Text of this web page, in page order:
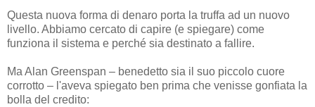
Questa nuova forma di denaro porta la truffa ad un nuovo
livello. Abbiamo cercato di capire (e spiegare) come
funziona il sistema e perché sia destinato a fallire.
Ma Alan Greenspan – benedetto sia il suo piccolo cuore
corrotto – l'aveva spiegato ben prima che venisse gonfiata la
bolla del credito: